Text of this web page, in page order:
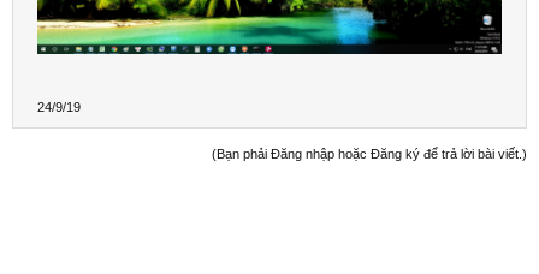
24/9/19
(Bạn phải Đăng nhập hoặc Đăng ký để trả lời bài viết.)